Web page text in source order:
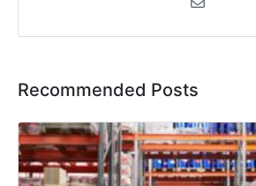
Recommended Posts
SALES ASSISTANCE
Hubungi Tim Sales